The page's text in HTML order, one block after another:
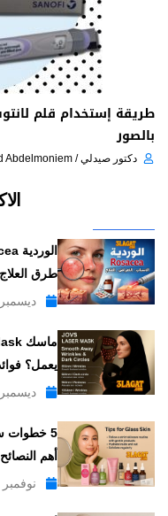
بالصور
دكتور صيدلي / Mohamed Abdelmoniem
طرق العلاج
ديسمبر 19, 2025
يعمل؟
ديسمبر 4,
5 خطوات
أهم
نوفمبر 11, 2025